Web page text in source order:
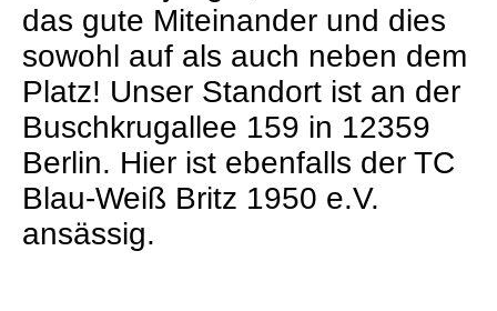
das gute Miteinander und dies
sowohl auf als auch neben dem
Platz! Unser Standort ist an der
Buschkrugallee 159 in 12359
Berlin. Hier ist ebenfalls der TC
Blau-Weiß Britz 1950 e.V.
ansässig.